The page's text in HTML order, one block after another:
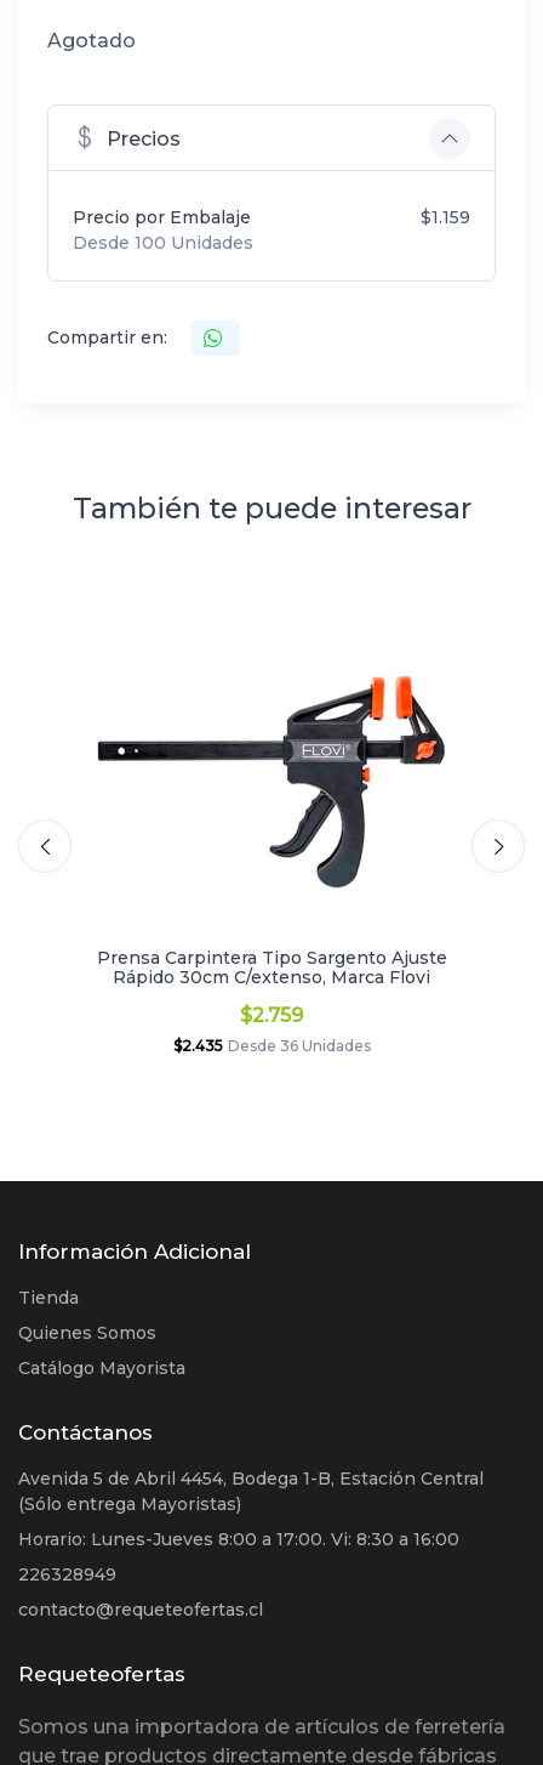
Agotado
Precios
Precio por Embalaje
Desde 100 Unidades
$1.159
Compartir en:
También te puede interesar
Prensa Carpintera Tipo Sargento Ajuste
Rápido 30cm C/extenso, Marca Flovi
$2.759
$2.435 Desde 36 Unidades
Información Adicional
Tienda
Quienes Somos
Catálogo Mayorista
Contáctanos
Avenida 5 de Abril 4454, Bodega 1-B, Estación Central
(Sólo entrega Mayoristas)
Horario: Lunes-Jueves 8:00 a 17:00. Vi: 8:30 a 16:00
226328949
contacto@requeteofertas.cl
Requeteofertas
Somos una importadora de artículos de ferretería
que trae productos directamente desde fábricas